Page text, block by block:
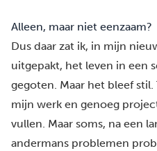
Alleen, maar niet eenzaam?
Dus daar zat ik, in mijn
uitgepakt, het leven in een
gegoten. Maar het bleef
mijn werk en genoeg
vullen. Maar soms, na een
andermans problemen